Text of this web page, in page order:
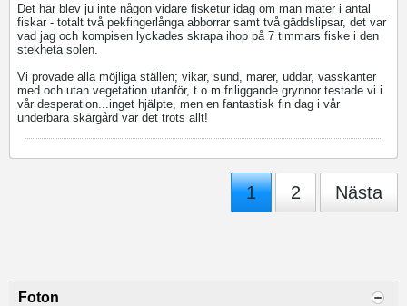
Det här blev ju inte någon vidare fisketur idag om man mäter i antal
fiskar - totalt två pekfingerlånga abborrar samt två gäddslipsar, det var
vad jag och kompisen lyckades skrapa ihop på 7 timmars fiske i den
stekheta solen.
Vi provade alla möjliga ställen; vikar, sund, marer, uddar, vasskanter
med och utan vegetation utanför, t o m friliggande grynnor testade vi i
vår desperation...inget hjälpte, men en fantastisk fin dag i vår
underbara skärgård var det trots allt!
1 2 Nästa
Foton